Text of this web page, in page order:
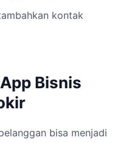
kontak
Bisnis
bisa menjadi